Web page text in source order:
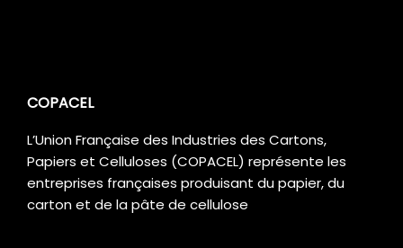
COPACEL
L’Union Française des Industries des Cartons,
Papiers et Celluloses (COPACEL) représente les
entreprises françaises produisant du papier, du
carton et de la pâte de cellulose